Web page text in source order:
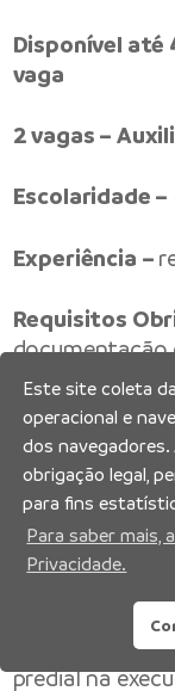
Disponível
vaga
2 vagas –
Escolaridade –
Experiência –
Requisitos
documentação
Atividades –
sistemas
entre outros,
troca de
demais
normas de
contribuindo
edificações;
predial na
Este site coleta
operacional e
dos
obrigação legal,
para fins
Para saber mais,
Privacidade.